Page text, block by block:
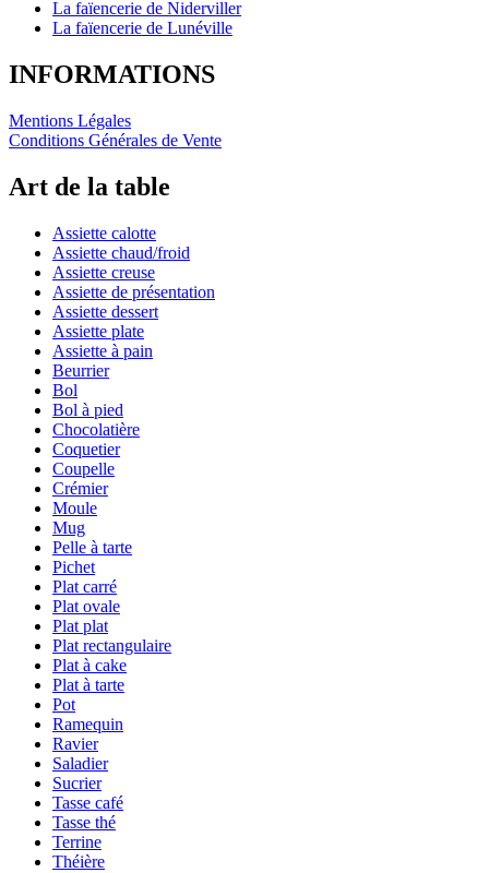
La faïencerie de Niderviller
La faïencerie de Lunéville
INFORMATIONS
Mentions Légales
Conditions Générales de Vente
Art de la table
Assiette calotte
Assiette chaud/froid
Assiette creuse
Assiette de présentation
Assiette dessert
Assiette plate
Assiette à pain
Beurrier
Bol
Bol à pied
Chocolatière
Coquetier
Coupelle
Crémier
Moule
Mug
Pelle à tarte
Pichet
Plat carré
Plat ovale
Plat plat
Plat rectangulaire
Plat à cake
Plat à tarte
Pot
Ramequin
Ravier
Saladier
Sucrier
Tasse café
Tasse thé
Terrine
Théière